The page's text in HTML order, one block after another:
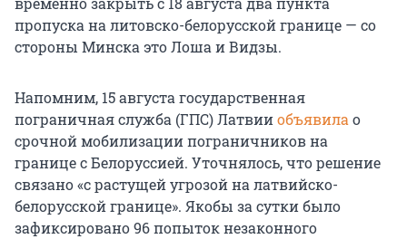
пропуска на литовско-белорусской границе — со
стороны Минска это Лоша и Видзы.
Напомним, 15 августа государственная
пограничная служба (ГПС) Латвииобъявила о
срочной мобилизации пограничников на
границе с Белоруссией. Уточнялось, что решение
связано «с растущей угрозой на латвийско-
белорусской границе». Якобы за сутки было
зафиксировано 96 попыток незаконного